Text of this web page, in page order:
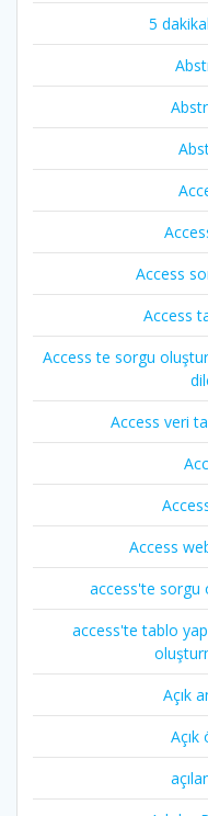
5
Access
Access
Access te sorgu
Access veri
Access
access'te sorgu
access'te tablo
Açık